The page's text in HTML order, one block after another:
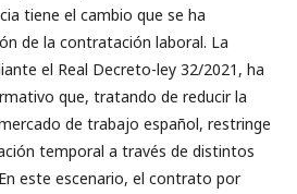
tiene el cambio que se ha
de la contratación laboral. La
el Real Decreto-ley 32/2021, ha
que, tratando de reducir la
de trabajo español, restringe
temporal a través de distintos
este escenario, el contrato por